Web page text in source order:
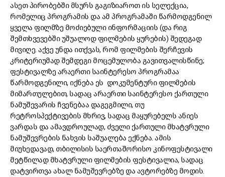
ასეთ პირობებში მსურს გაგიზიაროთ ის სელექცია,
რომელიც პროგრამის და ამ პროგრამაში წარმოდგენილ
ყველა ფილმზე მოძიებული ინფორმაციის (და რიგ
შემთხვევებში უშუალოდ ფილმების ყურების) შედეგად
მივიღე. აქვე უნდა ითქვას, რომ ფილმების შერჩევის
კრიტერიუმად შემდეგი მოცემულობა გავითვალისწინე;
ფესტივალზე არაერთი საინტერესო პროგრამაა
წარმოდგენილი, იქნება ეს დოკუმენტური ფილმების
მიმართულებით, სადაც არაერთი საინტერესო ქართული
ნამუშევარის ჩვენებაა დაგეგმილი, თუ
რეტროსპექტივების მხრივ, სადაც მაყურებელს ანიეს
ვარდას და ამავდროულად, ძველი ქართული მხატვრული
ნამუშევრების ნახვის საშუალება ექნება. ამის
მიუხედავად, თბილისის საერთაშორისო კინოფესტივალი
მეტწილად მხატვრული ფილმების ფესტივალია, სადაც
დატვირთვა ახალ ნამუშევრებზე და ავტორებზე მოდის.